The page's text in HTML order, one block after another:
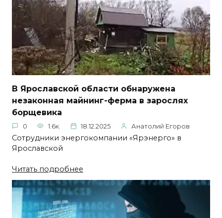
В Ярославской области обнаружена
незаконная майнинг-ферма в зарослях
борщевика
0 1.6к. 18.12.2025 Анатолий Егоров
Сотрудники энергокомпании «Ярэнерго» в
Ярославской
Читать подробнее